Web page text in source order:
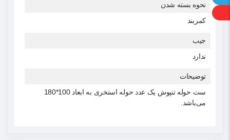
نحوه بسته شدن
کمربند
جیب
ندارد
توضیحات
ست حوله تنپوش یک عدد حوله استخری به ابعاد 100*180
می‌باشد.